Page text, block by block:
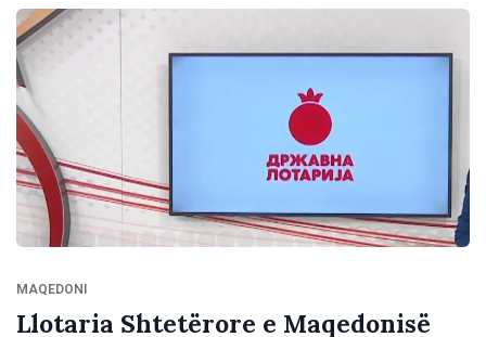
MAQEDONI
Llotaria Shtetërore e Maqedonisë